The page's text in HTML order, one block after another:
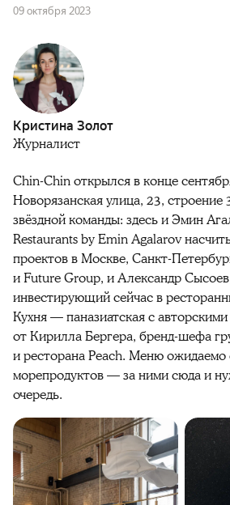
09 октября 2023
Кристина Золот
Журналист
Chin-Chin открылся в конце
Новорязанская улица, 23, строение
звёздной команды: здесь и Эмин
Restaurants by Emin Agalarov
проектов в Москве, Санкт-
и Future Group, и Александр
инвестирующий сейчас в
Кухня — паназиатская с
от Кирилла Бергера, бренд-шефа
и ресторана Peach. Меню ожидаемо
морепродуктов — за ними сюда и
очередь.